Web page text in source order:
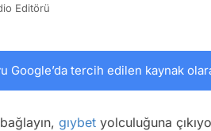
Editörü
Google’da tercih edilen kaynak
gıybet yolculuğuna